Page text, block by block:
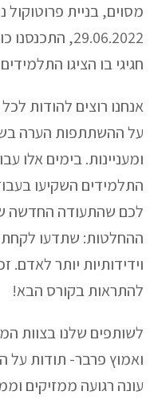
מסוים, בניית
29.06.2022,
חגיגי בו הציגו
אנחנו רוצים להודות
על ההשתתפות הערה
ומעניינות. בימים אלו
התלמידים השקיעו
לכם שהתעודה החדשה
ההחלטות: שתדעו לקחת
וידידותיות יותר
להתראות בקורס הבא!
לשותפים שלנו בצוות
ואמוץ פרבר- תודות על
עונה רגועה ממזיקים